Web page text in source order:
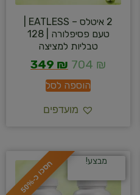
טעם פסיפלורה | 128
טבליות למציצה
704 ₪
349 ₪
הוספה לסל
מועדפים
ח
ס
כ
ו
כ
-
5
0
% מבצע!